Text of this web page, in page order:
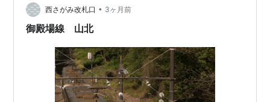
西さがみ改札口 • 3ヶ月前
御殿場線 山北